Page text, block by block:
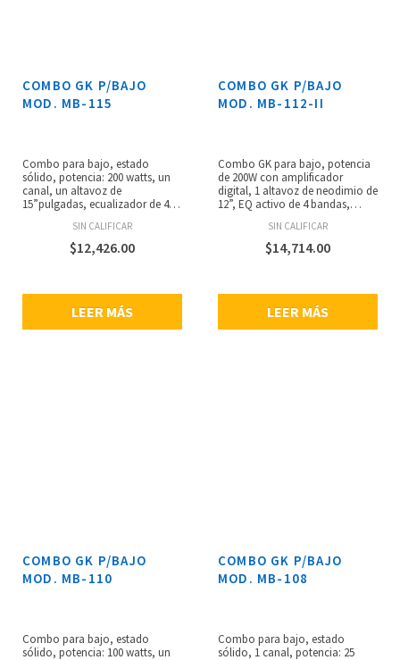
COMBO GK P/BAJO
MOD. MB-115
Combo para bajo, estado
sólido, potencia: 200 watts, un
canal, un altavoz de
15”pulgadas, ecualizador de 4
salidas: XLR (direct), XLR (chain)
y 1/4” (audífonos), dimensiones:
584 x 482 x 368 mm, peso: 17.2
SIN CALIFICAR
$12,426.00
LEER MÁS
COMBO GK P/BAJO
MOD. MB-112-II
Combo GK para bajo, potencia
de 200W con amplificador
digital, 1 altavoz de neodimio de
12”, EQ activo de 4 bandas,
contorno, entrada auxiliar,
salida a audífonos, peso: 13.6 kg.
SIN CALIFICAR
$14,714.00
LEER MÁS
COMBO GK P/BAJO
MOD. MB-110
Combo para bajo, estado
sólido, potencia: 100 watts, un
COMBO GK P/BAJO
MOD. MB-108
Combo para bajo, estado
sólido, 1 canal, potencia: 25